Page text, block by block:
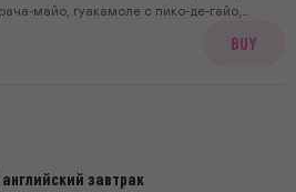
майо, гуакамоле с пико-де-гайо,
BUY
завтрак